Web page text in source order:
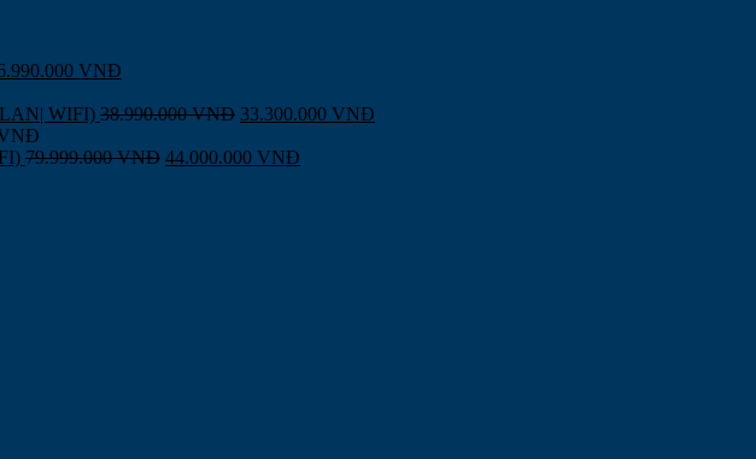
VNĐ
LAN| WIFI) 38.990.000VNĐ 33.300.000 VNĐ
79.999.000VNĐ 44.000.000 VNĐ